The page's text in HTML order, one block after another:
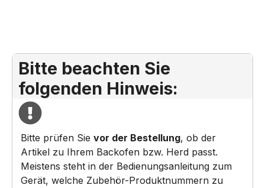
Bitte beachten Sie
folgenden Hinweis:
Bitte prüfen Sie vor der Bestellung, ob der
Artikel zu Ihrem Backofen bzw. Herd passt.
Meistens steht in der Bedienungsanleitung zum
Gerät, welche Zubehör-Produktnummern zu